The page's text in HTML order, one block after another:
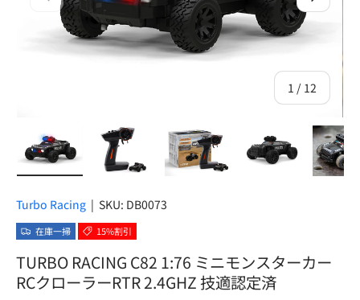
1 / の
12
Turbo Racing | SKU: DB0073
在庫一掃 15%割引
TURBO RACING C82 1:76 ミニモンスターカー
RCクローラーRTR 2.4GHZ 技適認定済